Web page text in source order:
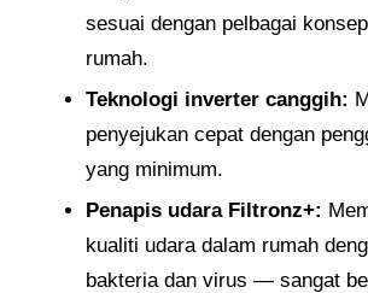
sesuai dengan pelbagai
rumah.
Teknologi inverter canggih:
penyejukan cepat dengan
yang minimum.
Penapis udara Filtronz+:
kualiti udara dalam rumah
bakteria dan virus — sangat